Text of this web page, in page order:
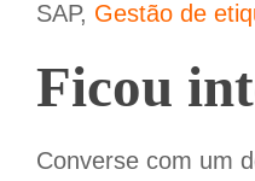
SAP, Gestão de
Ficou
Converse com um